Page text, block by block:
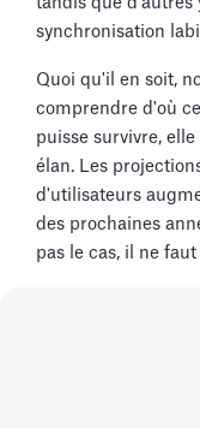
synchronisation
Quoi qu'il en soit,
comprendre d'où
puisse survivre,
élan. Les
d'utilisateurs
des prochaines
pas le cas, il ne